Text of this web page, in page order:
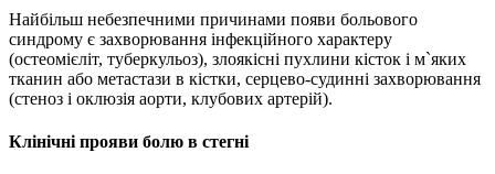
Найбільш небезпечними причинами появи больового
синдрому є захворювання інфекційного характеру
(остеомієліт, туберкульоз), злоякісні пухлини кісток і м`яких
тканин або метастази в кістки, серцево-судинні захворювання
(стеноз і оклюзія аорти, клубових артерій).
Клінічні прояви болю в стегні